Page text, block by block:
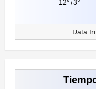
12°/3°
Data